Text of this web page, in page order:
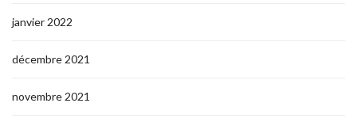
janvier 2022
décembre 2021
novembre 2021